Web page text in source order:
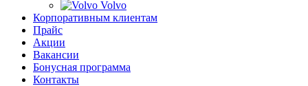
Volvo
Корпоративным клиентам
Прайс
Акции
Вакансии
Бонусная программа
Контакты